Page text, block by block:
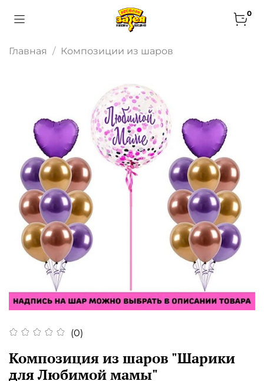
0
Главная Композиции из шаров
(0)
Композиция из шаров "Шарики
для Любимой мамы"